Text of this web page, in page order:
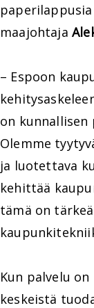
paperilappusia
maajohtaja
– Espoon
on kunnallisen
Olemme
ja luotettava
kehittää
tämä on
Kun palvelu
keskeistä